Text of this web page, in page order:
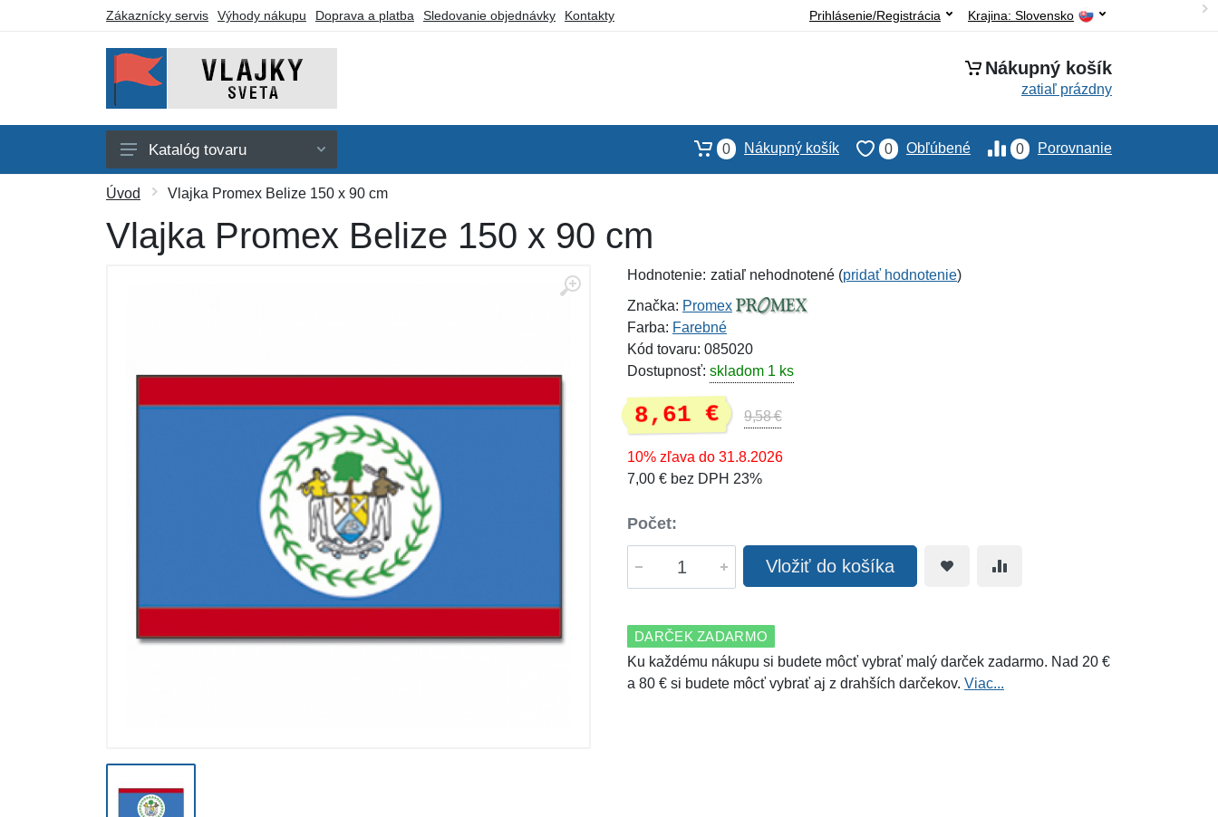
Zákaznícky servis Výhody nákupu Doprava a platba Sledovanie objednávky Kontakty Krajina: Slovensko
Prihlásenie/Registrácia
Nákupný košík
zatiaľ prázdny
Afrika
Amerika
Austrália a Oceánia
Katalóg tovaru 0 Porovnanie
0 Obľúbené
0 Nákupný košík
Úvod Vlajka Promex Belize 150 x 90 cm
Vlajka Promex Belize 150 x 90 cm
Hodnotenie: zatiaľ nehodnotené (pridať hodnotenie)
Značka: Promex
Farba: Farebné
Kód tovaru: 085020
Dostupnosť: skladom 1 ks
8,61 € 9,58 €
10% zľava do 31.8.2026
7,00 € bez DPH 23%
Počet:
Vložiť do košíka
DARČEK ZADARMO
Ku každému nákupu si budete môcť vybrať malý darček zadarmo. Nad 20 €
a 80 € si budete môcť vybrať aj z drahších darčekov. Viac...